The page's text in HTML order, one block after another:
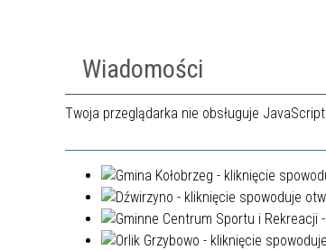
Wiadomości
Twoja przeglądarka nie obsługuje JavaScript